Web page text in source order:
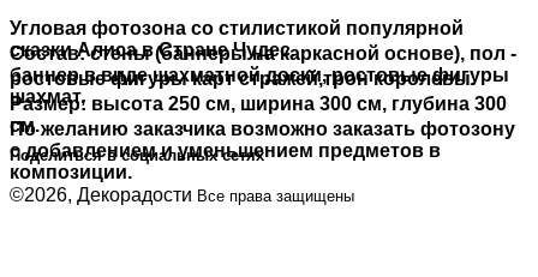
Угловая фотозона со стилистикой популярной
сказки Алиса в Стране Чудес.
Состав: стены (баннеры на каркасной основе), пол -
баннер в виде шахматной доски, ростовые фигуры
шахмат,
ростовые фигуры карт стражей,трон королевы.
Размер: высота 250 см, ширина 300 см, глубина 300
см.
По желанию заказчика возможно заказать фотозону
с добавлением и уменьшением предметов в
композиции.
Поделиться в социальных сетях
©2026, Декорадости Все права защищены